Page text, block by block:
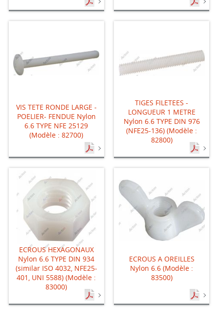
VIS TETE RONDE LARGE -
POELIER- FENDUE Nylon
6.6 TYPE NFE 25129
(Modèle : 82700)
TIGES FILETEES -
LONGUEUR 1 METRE
Nylon 6.6 TYPE DIN 976
(NFE25-136) (Modèle :
82800)
ECROUS HEXAGONAUX
Nylon 6.6 TYPE DIN 934
(similar ISO 4032, NFE25-
401, UNI 5588) (Modèle :
83000)
ECROUS A OREILLES
Nylon 6.6 (Modèle :
83500)